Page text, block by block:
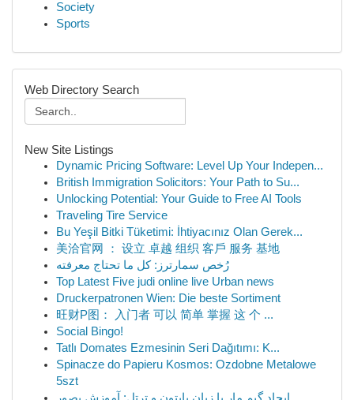
Society
Sports
Web Directory Search
New Site Listings
Dynamic Pricing Software: Level Up Your Indepen...
British Immigration Solicitors: Your Path to Su...
Unlocking Potential: Your Guide to Free AI Tools
Traveling Tire Service
Bu Yeşil Bitki Tüketimi: İhtiyacınız Olan Gerek...
美洽官网 ： 设立 卓越 组织 客戶 服务 基地
رُخص سمارترز: كل ما تحتاج معرفته
Top Latest Five judi online live Urban news
Druckerpatronen Wien: Die beste Sortiment
旺财P图： 入门者 可以 简单 掌握 这 个 ...
Social Bingo!
Tatlı Domates Ezmesinin Seri Dağıtımı: K...
Spinacze do Papieru Kosmos: Ozdobne Metalowe
5szt